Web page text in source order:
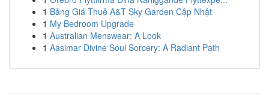
1 Bảng Giá Thuê A&T Sky Garden Cập Nhật
1 My Bedroom Upgrade
1 Australian Menswear: A Look
1 Aasimar Divine Soul Sorcery: A Radiant Path